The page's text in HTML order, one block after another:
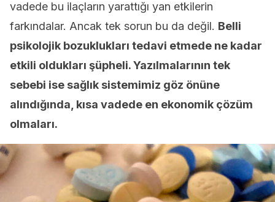
vadede bu ilaçların yarattığı yan etkilerin
farkındalar. Ancak tek sorun bu da değil. Belli
psikolojik bozuklukları tedavi etmede ne kadar
etkili oldukları şüpheli. Yazılmalarının tek
sebebi ise sağlık sistemimiz göz önüne
alındığında, kısa vadede en ekonomik çözüm
olmaları.